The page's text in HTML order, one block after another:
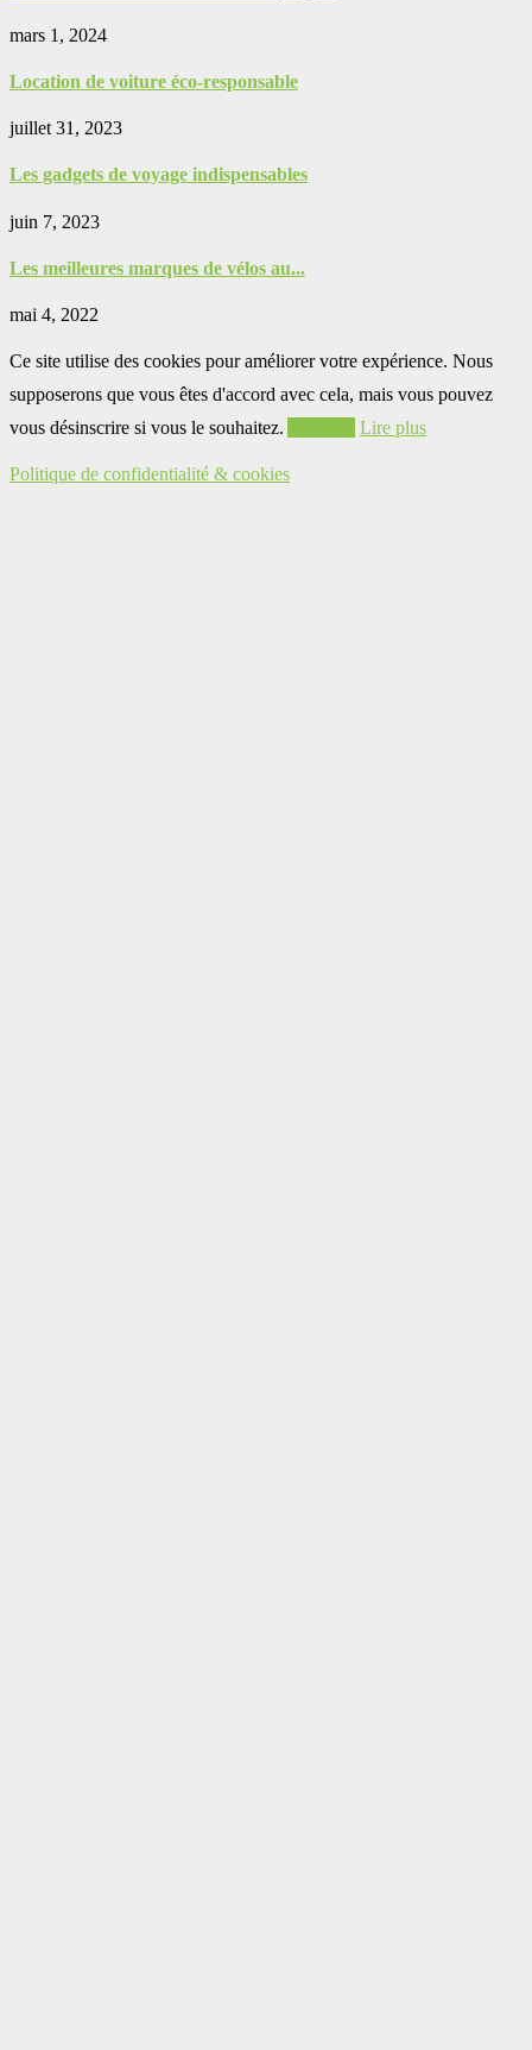
mars 1, 2024
Location de voiture éco-responsable
juillet 31, 2023
Les gadgets de voyage indispensables
juin 7, 2023
Les meilleures marques de vélos au...
mai 4, 2022
Ce site utilise des cookies pour améliorer votre expérience. Nous
supposerons que vous êtes d'accord avec cela, mais vous pouvez
vous désinscrire si vous le souhaitez.
Lire plus
Politique de confidentialité & cookies